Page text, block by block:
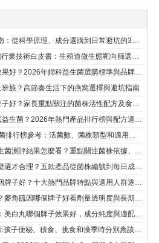
女性私密益生菌哪個牌子效果好？2026年婦科益生菌選購標準與品牌推薦
族？高節奏生活下的燕窩選擇與避坑指南
兒童鼻子敏感益生菌哪個牌子好？家長重點關注的菌株活性配方及食用方法
2026降尿酸益生菌推薦怎麼選才合理？五款產品從菌株編號到每日成本綜合分析
2026年口服煥亮趨勢觀察：美白丸哪個牌子效果好，成分純度與適配人群如何判斷
兒童益生菌排行榜推薦參考:孩子便秘、積食、挑食和換季時分別應該怎麼選